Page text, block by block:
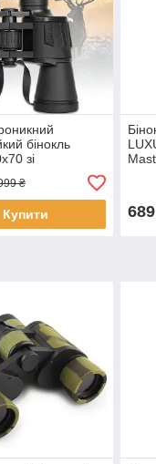
бінокль
зі
₴
Купити 689